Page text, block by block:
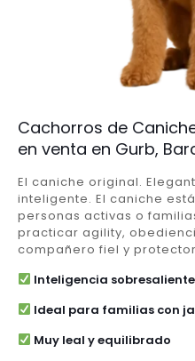
Cachorros de
en venta en Gurb,
El caniche original.
inteligente. El caniche
personas activas o
practicar agility,
compañero fiel y
Inteligencia sobresaliente
Ideal para familias con
Muy leal y equilibrado